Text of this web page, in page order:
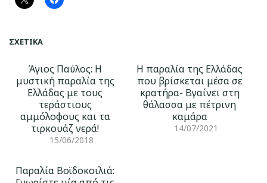
ΣΧΕΤΙΚΆ
Άγιος Παύλος: Η
μυστική παραλία της
Ελλάδας με τους
τεράστιους
αμμόλοφους και τα
τιρκουάζ νερά!
15/06/2018
Η παραλία της Ελλάδας
που βρίσκεται μέσα σε
κρατήρα- Βγαίνει στη
θάλασσα με πέτρινη
καμάρα
14/07/2021
Παραλία Βοϊδοκοιλιά: